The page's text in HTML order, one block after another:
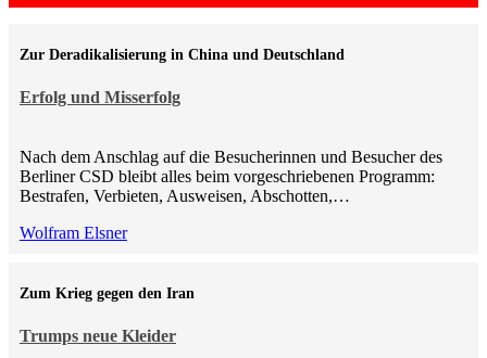
Erfolg und Misserfolg
Zur Deradikalisierung in China und Deutschland
Nach dem Anschlag auf die Besucherinnen und Besucher des
Berliner CSD bleibt alles beim vorgeschriebenen Programm:
Bestrafen, Verbieten, Ausweisen, Abschotten,…
Wolfram Elsner
Trumps neue Kleider
Zum Krieg gegen den Iran